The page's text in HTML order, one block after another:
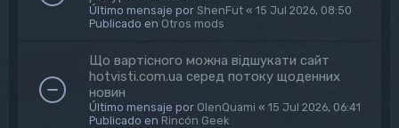
Último mensaje por ShenFut « 15 Jul 2026, 08:50
Publicado en Otros mods
Що вартісного можна відшукати сайт
hotvisti.com.ua серед потоку щоденних
новин
Último mensaje por OlenQuami « 15 Jul 2026, 06:41
Publicado en Rincón Geek